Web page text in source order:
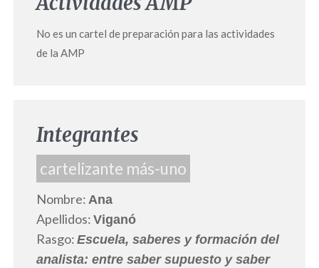
No es un cartel de preparación para las actividades
de la AMP
Integrantes
cartelizante más-uno
Nombre: Ana
Apellidos: Viganó
Rasgo: Escuela, saberes y formación del
analista: entre saber supuesto y saber